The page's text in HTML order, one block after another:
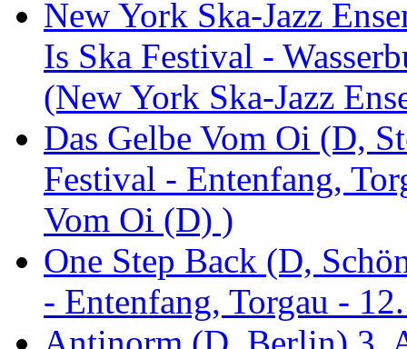
New York Ska-Jazz
Is Ska Festival -
(New York Ska-Jazz
Das Gelbe Vom Oi (D,
Festival - Entenfang,
Vom Oi (D) )
One Step Back (D,
- Entenfang, Torgau -